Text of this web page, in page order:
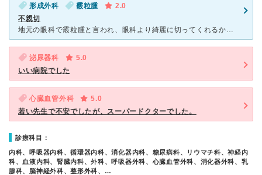
形成外科 霰粒腫
2.0
不親切
地元の眼科で霰粒腫と言われ、眼科より綺麗に切ってくれるからと大阪急性期・総合医療センターの形成外科に紹介状を書いてもらいました。 ネットでいろいろみてもすごく痛そうで恐かったのですが、専門の先生の書
泌尿器科
5.0
いい病院でした
心臓血管外科
5.0
若い先生で不安でしたが、スーパードクターでした。
診療科目：
内科、呼吸器内科、循環器内科、消化器内科、糖尿病科、リウマチ科、神経内
科、血液内科、腎臓内科、外科、呼吸器外科、心臓血管外科、消化器外科、乳
腺科、脳神経外科、整形外科、…